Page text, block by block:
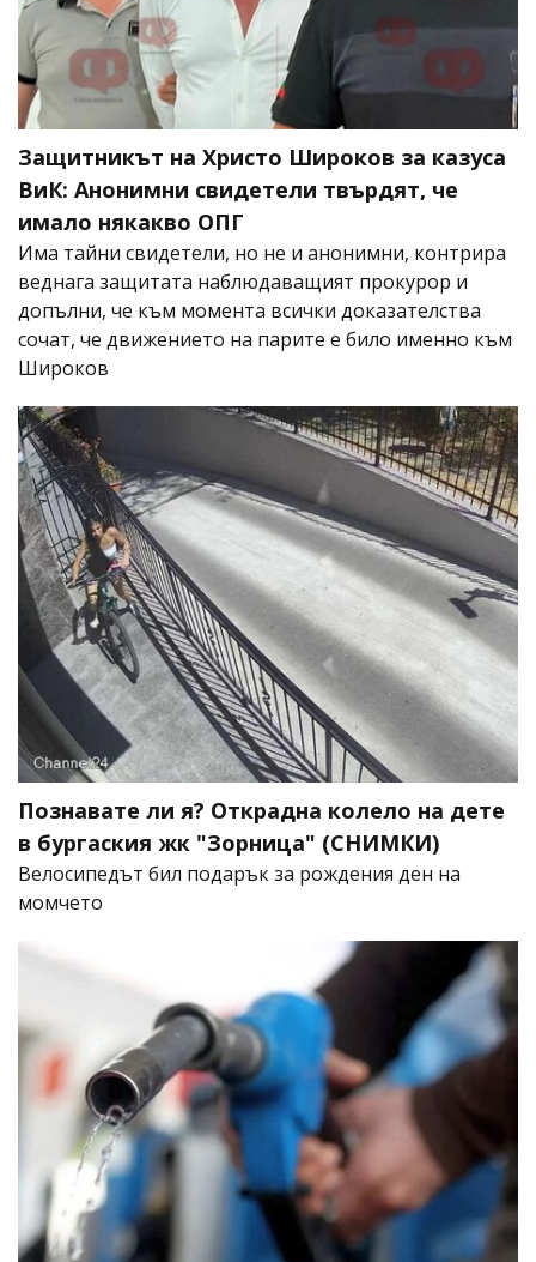
Защитникът на Христо Широков за казуса
ВиК: Анонимни свидетели твърдят, че
имало някакво ОПГ
Има тайни свидетели, но не и анонимни, контрира
веднага защитата наблюдаващият прокурор и
допълни, че към момента всички доказателства
сочат, че движението на парите е било именно към
Широков
Познавате ли я? Открадна колело на дете
в бургаския жк "Зорница" (СНИМКИ)
Велосипедът бил подарък за рождения ден на
момчето